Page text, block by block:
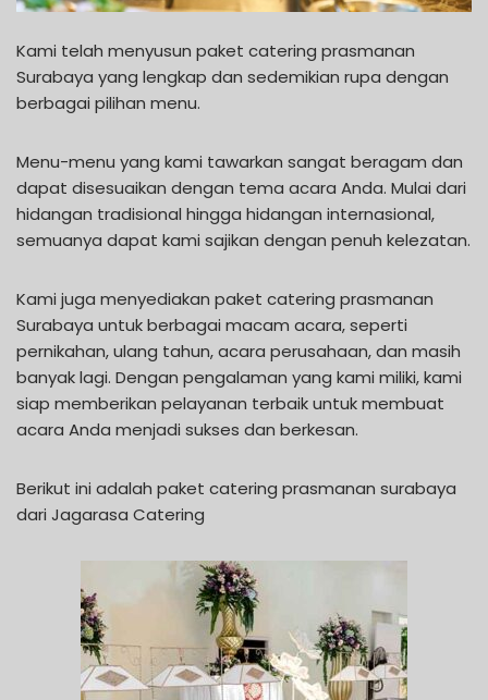
Kami telah menyusun paket catering prasmanan
Surabaya yang lengkap dan sedemikian rupa dengan
berbagai pilihan menu.
Menu-menu yang kami tawarkan sangat beragam dan
dapat disesuaikan dengan tema acara Anda. Mulai dari
hidangan tradisional hingga hidangan internasional,
semuanya dapat kami sajikan dengan penuh kelezatan.
Kami juga menyediakan paket catering prasmanan
Surabaya untuk berbagai macam acara, seperti
pernikahan, ulang tahun, acara perusahaan, dan masih
banyak lagi. Dengan pengalaman yang kami miliki, kami
siap memberikan pelayanan terbaik untuk membuat
acara Anda menjadi sukses dan berkesan.
Berikut ini adalah paket catering prasmanan surabaya
dari Jagarasa Catering